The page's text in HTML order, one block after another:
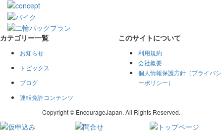
カテゴリー一覧
お知らせ
トピックス
ブログ
運転免許コンテンツ
このサイトについて
利用規約
会社概要
個人情報保護方針（プライバシ
ーポリシー）
Copyright © EncourageJapan. All Rights Reserved.